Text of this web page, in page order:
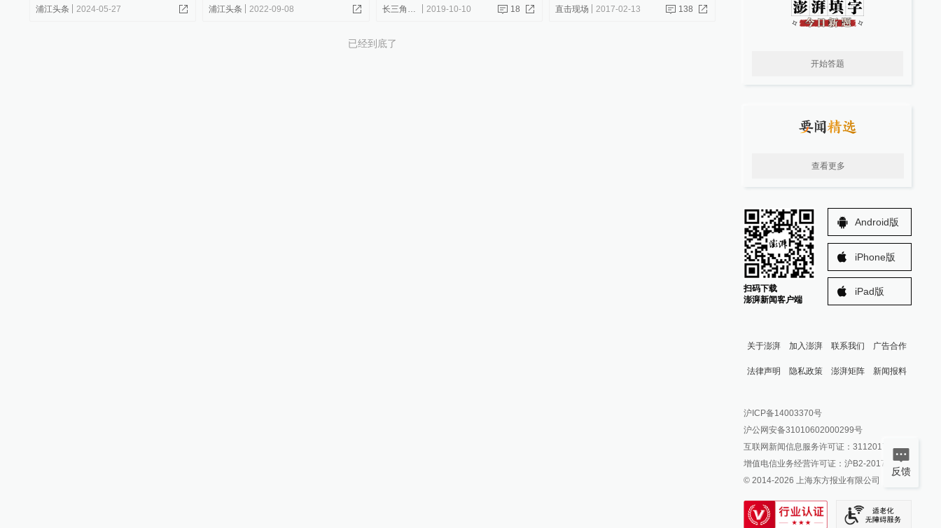
浦江头条 2024-05-27 浦江头条 2022-09-08 长三角政商 2019-10-10 18 直击现场 2017-02-13 138
已经到底了
开始答题
查看更多
扫码下载
澎湃新闻客户端
Android版
iPhone版
iPad版
关于澎湃 加入澎湃 联系我们 广告合作
法律声明 隐私政策 澎湃矩阵
澎湃新闻公众号
澎湃新闻抖音号
派生万物开放平台
IP SHANGHAI
SIXTH TONE
新闻报料
报料邮箱: news@thepaper.cn
沪ICP备14003370号
沪公网安备31010602000299号
互联网新闻信息服务许可证：31120170006
增值电信业务经营许可证：沪B2-2017116
© 2014-2026 上海东方报业有限公司
反馈